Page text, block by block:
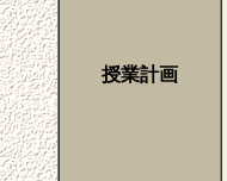
授業計画